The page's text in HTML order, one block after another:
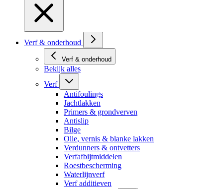
Verf & onderhoud
Verf & onderhoud
Bekijk alles
Verf
Antifoulings
Jachtlakken
Primers & grondverven
Antislip
Bilge
Olie, vernis & blanke lakken
Verdunners & ontvetters
Verfafbijtmiddelen
Roestbescherming
Waterlijnverf
Verf additieven